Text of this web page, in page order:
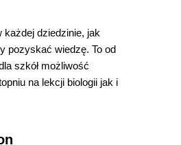
dziedzinie, jak
pozyskać wiedzę. To od
szkół możliwość
na lekcji biologii jak i